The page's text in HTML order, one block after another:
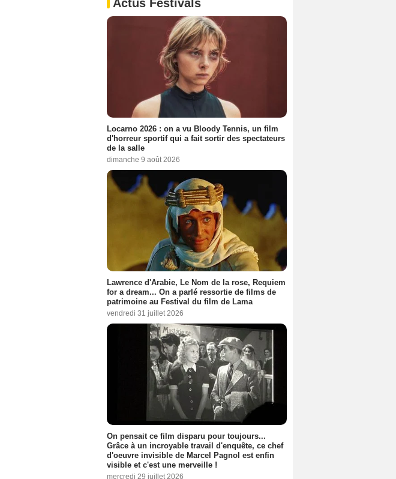
Actus Festivals
Locarno 2026 : on a vu Bloody Tennis, un film
d'horreur sportif qui a fait sortir des spectateurs
de la salle
dimanche 9 août 2026
Lawrence d'Arabie, Le Nom de la rose, Requiem
for a dream... On a parlé ressortie de films de
patrimoine au Festival du film de Lama
vendredi 31 juillet 2026
On pensait ce film disparu pour toujours...
Grâce à un incroyable travail d'enquête, ce chef
d'oeuvre invisible de Marcel Pagnol est enfin
visible et c'est une merveille !
mercredi 29 juillet 2026